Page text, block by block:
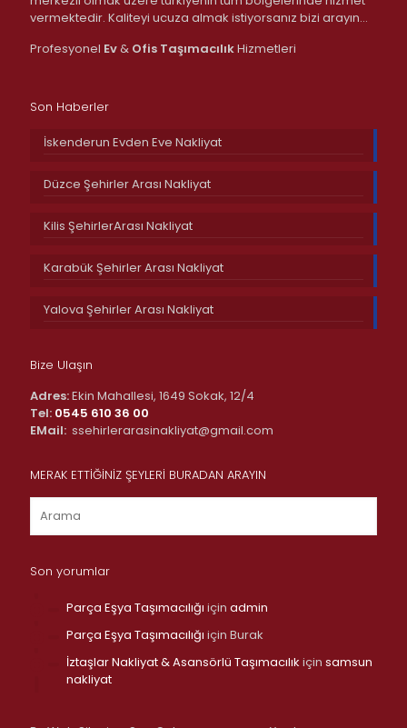
vermektedir. Kaliteyi ucuza almak istiyorsanız bizi arayın…
Profesyonel Ev& Ofis TaşımacılıkHizmetleri
Son Haberler
İskenderun Evden Eve Nakliyat
Düzce Şehirler Arası Nakliyat
Kilis ŞehirlerArası Nakliyat
Karabük Şehirler Arası Nakliyat
Yalova Şehirler Arası Nakliyat
Bize Ulaşın
Adres:Ekin Mahallesi, 1649 Sokak, 12/4
Tel: 0545 610 36 00
EMail: ssehirlerarasinakliyat@gmail.com
MERAK ETTİĞİNİZ ŞEYLERİ BURADAN ARAYIN
Son yorumlar
Parça Eşya Taşımacılığı için admin
Parça Eşya Taşımacılığı için Burak
İztaşlar Nakliyat & Asansörlü Taşımacılık için samsun
nakliyat